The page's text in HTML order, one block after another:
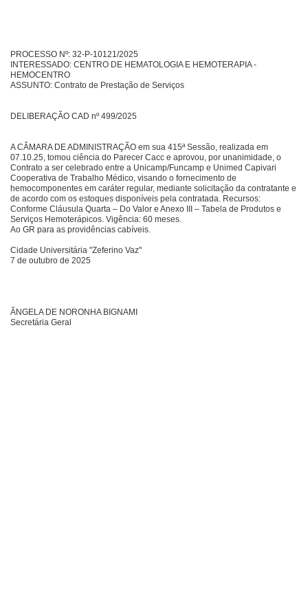
PROCESSO Nº: 32-P-10121/2025
INTERESSADO: CENTRO DE HEMATOLOGIA E HEMOTERAPIA -
HEMOCENTRO
ASSUNTO: Contrato de Prestação de Serviços
DELIBERAÇÃO CAD nº 499/2025
A CÂMARA DE ADMINISTRAÇÃO em sua 415ª Sessão, realizada em
07.10.25, tomou ciência do Parecer Cacc e aprovou, por unanimidade, o
Contrato a ser celebrado entre a Unicamp/Funcamp e Unimed Capivari
Cooperativa de Trabalho Médico, visando o fornecimento de
hemocomponentes em caráter regular, mediante solicitação da contratante e
de acordo com os estoques disponíveis pela contratada. Recursos:
Conforme Cláusula Quarta – Do Valor e Anexo III – Tabela de Produtos e
Serviços Hemoterápicos. Vigência: 60 meses.
Ao GR para as providências cabíveis.
Cidade Universitária "Zeferino Vaz"
7 de outubro de 2025
ÂNGELA DE NORONHA BIGNAMI
Secretária Geral